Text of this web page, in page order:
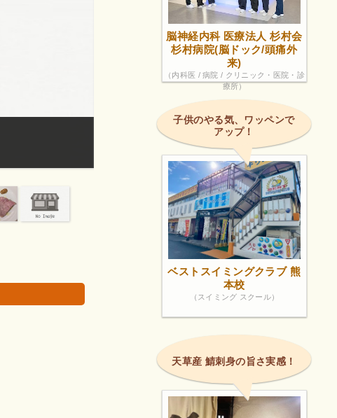
画像は著作権で保護されている場合があります。
脳神経内科 医療法人 杉村会
杉村病院(脳ドック/頭痛外
来)
（内科医 / 病院 / クリニック・医院・診
療所）
子供のやる気、ワッペンで
アップ！
ベストスイミングクラブ 熊
本校
（スイミング スクール）
天草産 鯖刺身の旨さ実感！